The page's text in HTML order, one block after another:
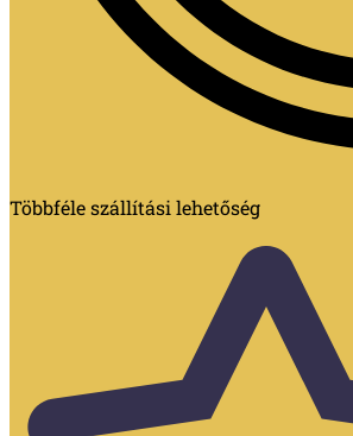
Többféle szállítási lehetőség